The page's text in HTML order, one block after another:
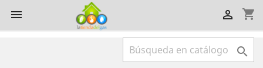
 shopping_cart

